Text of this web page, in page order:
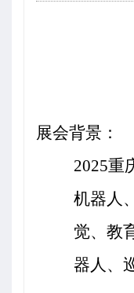
展会背景：
2025重
机器人
觉、教
器人、